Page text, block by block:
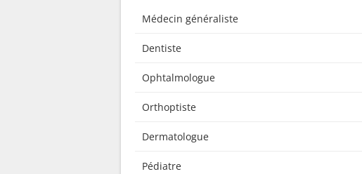
Médecin généraliste
Dentiste
Ophtalmologue
Orthoptiste
Dermatologue
Pédiatre